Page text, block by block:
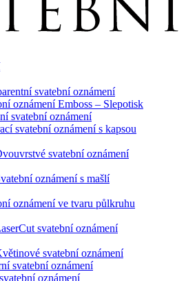
svatební oznámení
oznámení Emboss – Slepotisk
svatební oznámení
svatební oznámení s kapsou
svatební oznámení
oznámení s mašlí
oznámení ve tvaru půlkruhu
svatební oznámení
svatební oznámení
svatební oznámení
oznámení